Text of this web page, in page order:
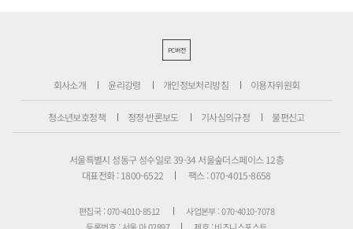
PC버전
회사소개 윤리강령 개인정보처리방침 이용자위원회
청소년보호정책 정정·반론보도 기사심의규정 불편신고
서울특별시 성동구 성수일로 39-34 서울숲더스페이스 12층
대표전화 : 1800-6522
팩스 : 070-4015-8658
편집국 : 070-4010-8512
사업본부 : 070-4010-7078